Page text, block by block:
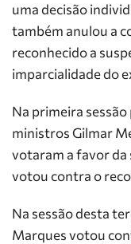
uma decisão
também anulou a
reconhecido a
imparcialidade do
Na primeira
ministros Gilmar
votaram a favor da
votou contra o
Na sessão desta
Marques votou